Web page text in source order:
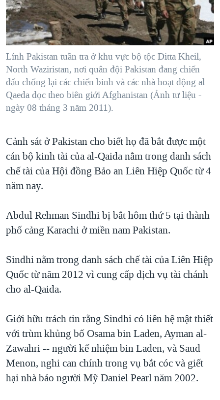
"Tìm"NGƯỜI VIỆT HẢI NGOẠI
ĐỜI SỐNG
KINH TẾ
SỨC KHOẺ
VĂN HOÁ
TẠI
HÀNH TRÌNH BẦU CỬ 2024
MỘT NĂM CHIẾN TRANH TẠI DẢI GAZA
GIẢI MÃ VÀNH ĐAI & CON ĐƯỜNG
NGÀY TỊ NẠN THẾ GIỚI
TRỊNH VĨNH BÌNH - NGƯỜI HẠ 'BÊN THẮNG CUỘC'
GROUND ZERO – XƯA VÀ NAY
CÁC GIÁ TRỊ CỘNG HÒA Ở VIỆT NAM
THƯỢNG ĐỈNH TRUMP-KIM TẠI VIỆT NAM
BÊN KIA QUỐC LỘ: TIẾNG VỌNG TỪ NÔNG THÔN MỸ
QUAN HỆ VIỆT MỸ
VIDEO
NGHE
MẠNG XÃ HỘI
Ngôn ngữ khác
Lính Pakistan tuần tra ở khu vực bộ tộc Ditta Kheil,
North Waziristan, nơi quân đội Pakistan đang chiến
đấu chống lại các chiến binh và các nhà hoạt động al-
Qaeda dọc theo biên giới Afghanistan (Ảnh tư liệu -
ngày 08 tháng 3 năm 2011).
Cảnh sát ở Pakistan cho biết họ đã bắt được một
cán bộ kinh tài của al-Qaida nằm trong danh sách
chế tài của Hội đồng Bảo an Liên Hiệp Quốc từ 4
năm nay.
Abdul Rehman Sindhi bị bắt hôm thứ 5 tại thành
phố cảng Karachi ở miền nam Pakistan.
Sindhi nằm trong danh sách chế tài của Liên Hiệp
Quốc từ năm 2012 vì cung cấp dịch vụ tài chánh
cho al-Qaida.
Giới hữu trách tin rằng Sindhi có liên hệ mật thiết
với trùm khủng bố Osama bin Laden, Ayman al-
Zawahri -- người kế nhiệm bin Laden, và Saud
Menon, nghi can chính trong vụ bắt cóc và giết
hại nhà báo người Mỹ Daniel Pearl năm 2002.